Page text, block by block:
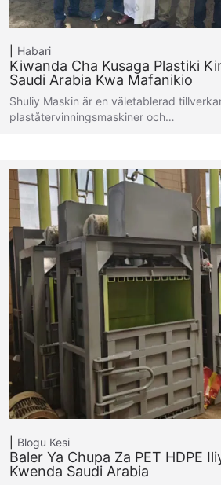
Habari
Kiwanda Cha Kusaga Plastiki
Saudi Arabia Kwa Mafanikio
Shuliy Maskin är en väletablerad
plaståtervinningsmaskiner och…
Blogu Kesi
Baler Ya Chupa Za PET HDPE
Kwenda Saudi Arabia